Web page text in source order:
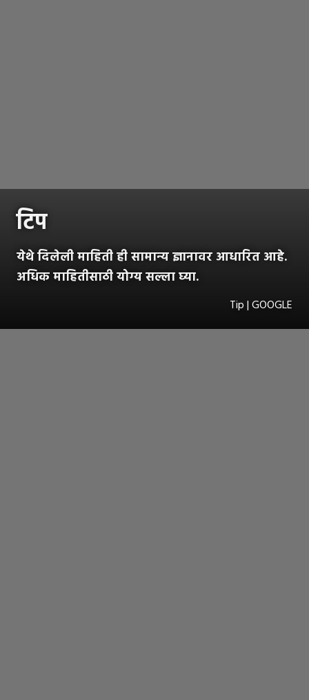
टिप
येथे दिलेली माहिती ही सामान्य ज्ञानावर आधारित आहे.
अधिक माहितीसाठी योग्य सल्ला घ्या.
Tip | GOOGLE